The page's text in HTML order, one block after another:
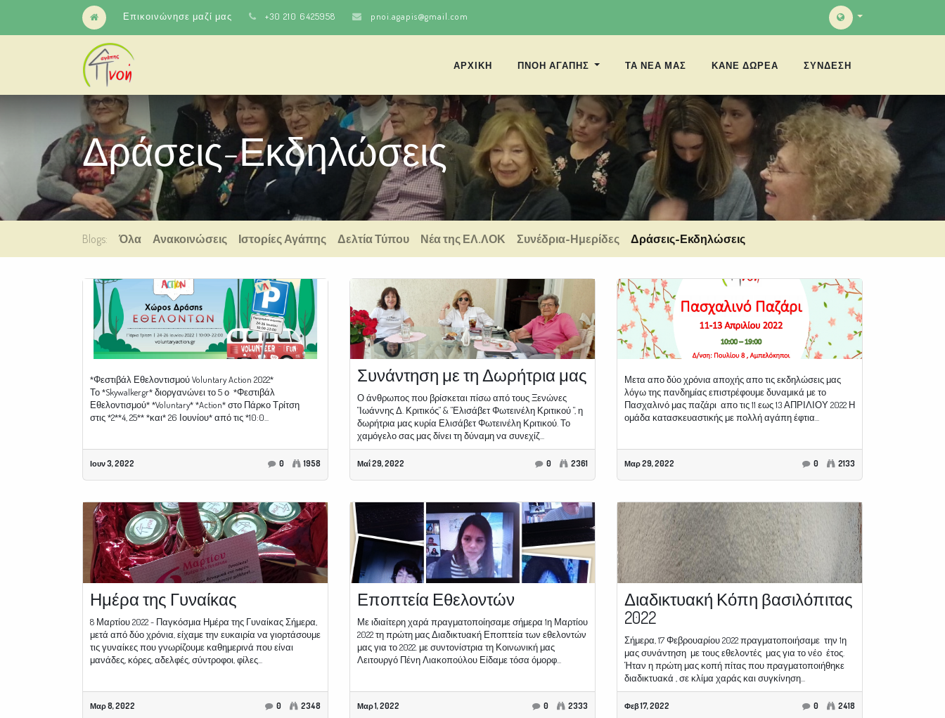
Επικοινώνησε μαζί μας +30 210 6425958 pnoi.agapis@gmail.com
ΑΡΧΙΚΗ ΠΝΟΗ ΑΓΑΠΗΣ ΤΑ ΝΈΑ ΜΑΣ ΚΑΝΕ ΔΩΡΕΑ ΣΎΝΔΕΣΗ
Δράσεις-Εκδηλώσεις
Blogs: Όλα Ανακοινώσεις Ιστορίες Αγάπης Δελτία Τύπου Νέα της ΕΛ.ΛΟΚ Συνέδρια-Ημερίδες Δράσεις-Εκδηλώσεις
*Φεστιβάλ Εθελοντισμού Voluntary Action 2022*
Το *Skywalker.gr* διοργανώνει το 5 ο *Φεστιβάλ
Εθελοντισμού* *Voluntary* *Action* στο Πάρκο Τρίτση
στις *2**4, 25** *και* 26 Ιουνίου* από τις *10:0...
Ιουν 3, 2022 0 1958
Συνάντηση με τη Δωρήτρια μας
Ο άνθρωπος που βρίσκεται πίσω από τους Ξενώνες
"Ιωάννης Δ. Κριτικός" & "Ελισάβετ Φωτεινέλη Κριτικού ", η
δωρήτρια μας κυρία Ελισάβετ Φωτεινέλη Κριτικού. Το
χαμόγελο σας μας δίνει τη δύναμη να συνεχίζ...
Μαΐ 29, 2022 0 2361
Μετα απο δύο χρόνια αποχής απο τις εκδηλώσεις μας
λόγω της πανδημίας επιστρέφουμε δυναμικά με το
Πασχαλινό μας παζάρι απο τις 11 εως 13 ΑΠΡΙΛΙΟΥ 2022 Η
ομάδα κατασκευαστικής με πολλή αγάπη έφτια...
Μαρ 29, 2022 0 2133
Ημέρα της Γυναίκας
8 Μαρτίου 2022 - Παγκόσμια Ημέρα της Γυναίκας Σήμερα,
μετά από δύο χρόνια, είχαμε την ευκαιρία να γιορτάσουμε
τις γυναίκες που γνωρίζουμε καθημερινά που είναι
μανάδες, κόρες, αδελφές, σύντροφοι, φίλες...
Μαρ 8, 2022 0 2348
Εποπτεία Εθελοντών
Με ιδιαίτερη χαρά πραγματοποίησαμε σήμερα 1η Μαρτίου
2022 τη πρώτη μας Διαδικτυακή Εποπτεία των εθελοντών
μας για το 2022. με συντονίστρια τη Κοινωνική μας
Λειτουργό Πένη Λιακοπούλου Είδαμε τόσα όμορφ...
Μαρ 1, 2022 0 2333
Διαδικτυακή Κόπη βασιλόπιτας
2022
Σήμερα, 17 Φεβρουαρίου 2022 πραγματοποιήσαμε την 1η
μας συνάντηση με τους εθελοντές μας για το νέο έτος.
Ήταν η πρώτη μας κοπή πίτας που πραγματοποιήθηκε
διαδικτυακά , σε κλίμα χαράς και συγκίνηση...
Φεβ 17, 2022 0 2418